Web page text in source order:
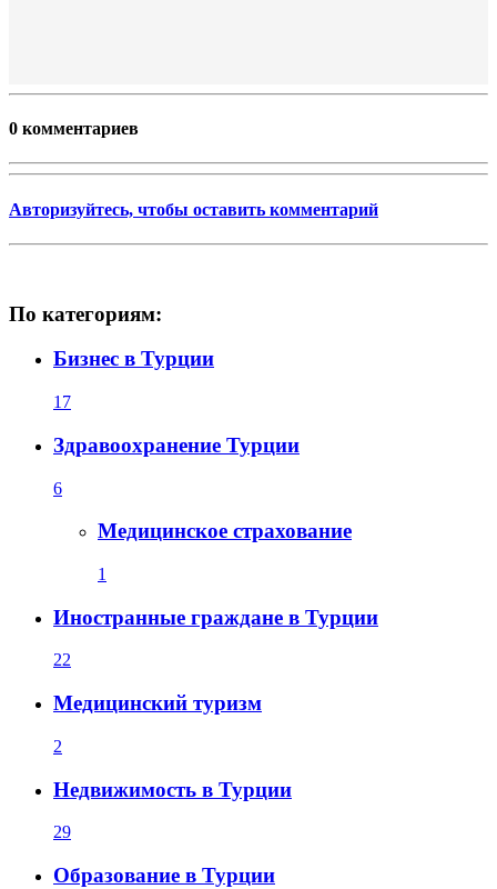
0 комментариев
Авторизуйтесь, чтобы оставить комментарий
По категориям:
Бизнес в Турции
17
Здравоохранение Турции
6
Медицинское страхование
1
Иностранные граждане в Турции
22
Медицинский туризм
2
Недвижимость в Турции
29
Образование в Турции